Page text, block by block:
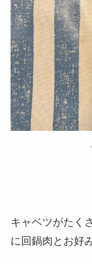
キャベツがたく
に回鍋肉とお好